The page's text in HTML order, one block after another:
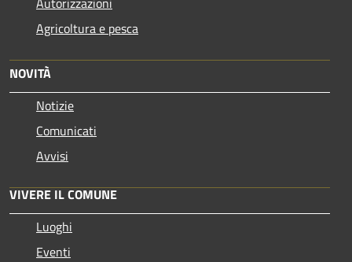
Agricoltura e pesca
NOVITÀ
Notizie
Comunicati
Avvisi
VIVERE IL COMUNE
Luoghi
Eventi